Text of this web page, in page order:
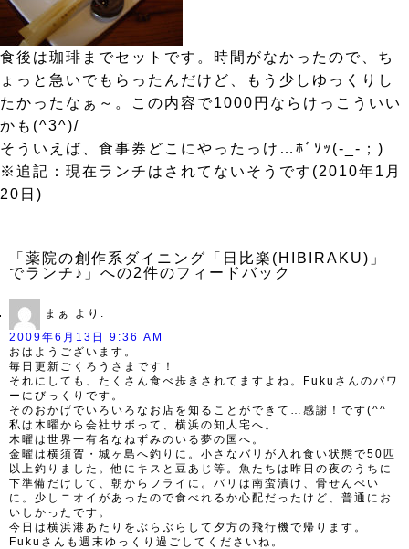
食後は珈琲までセットです。時間がなかったので、ち
ょっと急いでもらったんだけど、もう少しゆっくりし
たかったなぁ～。この内容で1000円ならけっこういい
かも(^3^)/
そういえば、食事券どこにやったっけ…ﾎﾞｿｯ(-_-；)
※追記：現在ランチはされてないそうです(2010年1月
20日)
「薬院の創作系ダイニング「日比楽(HIBIRAKU)」
でランチ♪」への2件のフィードバック
まぁ
より:
2009年6月13日 9:36 AM
おはようございます。
毎日更新ごくろうさまです！
それにしても、たくさん食べ歩きされてますよね。Fukuさんのパワ
ーにびっくりです。
そのおかげでいろいろなお店を知ることができて…感謝！です(^^ゞ
私は木曜から会社サボって、横浜の知人宅へ。
木曜は世界一有名なねずみのいる夢の国へ。
金曜は横須賀・城ヶ島へ釣りに。小さなバリが入れ食い状態で50匹
以上釣りました。他にキスと豆あじ等。魚たちは昨日の夜のうちに
下準備だけして、朝からフライに。バリは南蛮漬け、骨せんべい
に。少しニオイがあったので食べれるか心配だったけど、普通にお
いしかったです。
今日は横浜港あたりをぶらぶらして夕方の飛行機で帰ります。
Fukuさんも週末ゆっくり過ごしてくださいね。